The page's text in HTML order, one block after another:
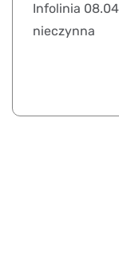
Infolinia
nieczynna